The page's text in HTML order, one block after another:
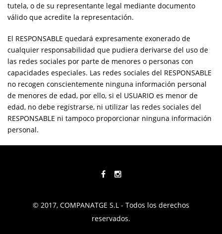
tutela, o de su representante legal mediante documento
válido que acredite la representación.
El RESPONSABLE quedará expresamente exonerado de
cualquier responsabilidad que pudiera derivarse del uso de
las redes sociales por parte de menores o personas con
capacidades especiales. Las redes sociales del RESPONSABLE
no recogen conscientemente ninguna información personal
de menores de edad, por ello, si el USUARIO es menor de
edad, no debe registrarse, ni utilizar las redes sociales del
RESPONSABLE ni tampoco proporcionar ninguna información
personal.
© 2017, COMPANATGE S.L - Todos los derechos
reservados.